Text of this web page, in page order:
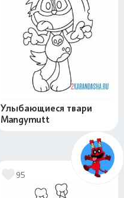
Улыбающиеся твари
Mangymutt
95